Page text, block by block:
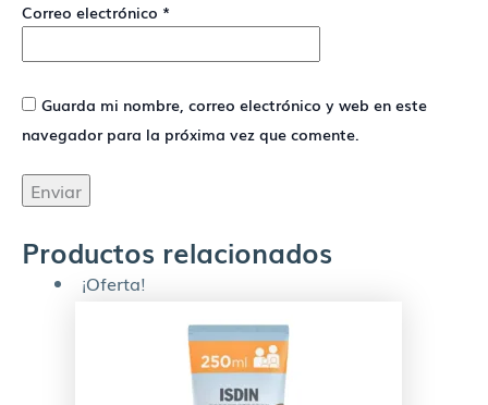
Correo electrónico *
Guarda mi nombre, correo electrónico y web en este
navegador para la próxima vez que comente.
Productos relacionados
¡Oferta!